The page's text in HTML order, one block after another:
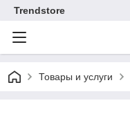
Trendstore
Товары и услуги